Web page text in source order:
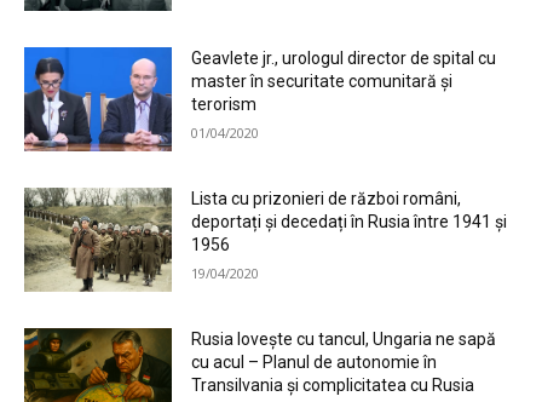
Geavlete jr., urologul director de spital cu
master în securitate comunitară și
terorism
01/04/2020
Lista cu prizonieri de război români,
deportați și decedați în Rusia între 1941 și
1956
19/04/2020
Rusia lovește cu tancul, Ungaria ne sapă
cu acul – Planul de autonomie în
Transilvania și complicitatea cu Rusia